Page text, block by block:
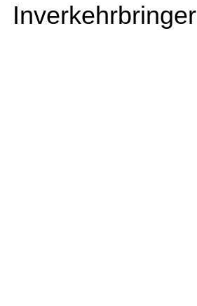
Inverkehrbringer